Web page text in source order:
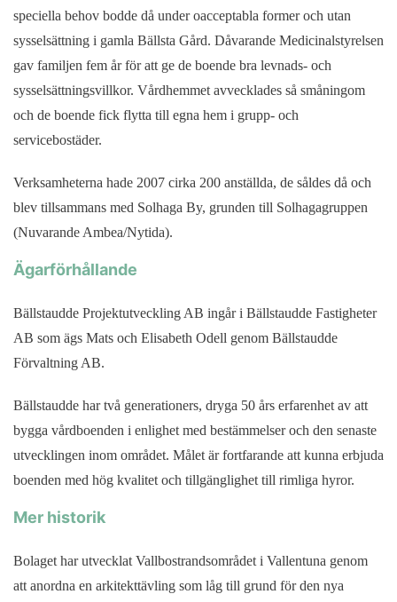
speciella behov bodde då under oacceptabla former och utan
sysselsättning i gamla Bällsta Gård. Dåvarande Medicinalstyrelsen
gav familjen fem år för att ge de boende bra levnads- och
sysselsättningsvillkor. Vårdhemmet avvecklades så småningom
och de boende fick flytta till egna hem i grupp- och
servicebostäder.
Verksamheterna hade 2007 cirka 200 anställda, de såldes då och
blev tillsammans med Solhaga By, grunden till Solhagagruppen
(Nuvarande Ambea/Nytida).
Ägarförhållande
Bällstaudde Projektutveckling AB ingår i Bällstaudde Fastigheter
AB som ägs Mats och Elisabeth Odell genom Bällstaudde
Förvaltning AB.
Bällstaudde har två generationers, dryga 50 års erfarenhet av att
bygga vårdboenden i enlighet med bestämmelser och den senaste
utvecklingen inom området. Målet är fortfarande att kunna erbjuda
boenden med hög kvalitet och tillgänglighet till rimliga hyror.
Mer historik
Bolaget har utvecklat Vallbostrandsområdet i Vallentuna genom
att anordna en arkitekttävling som låg till grund för den nya